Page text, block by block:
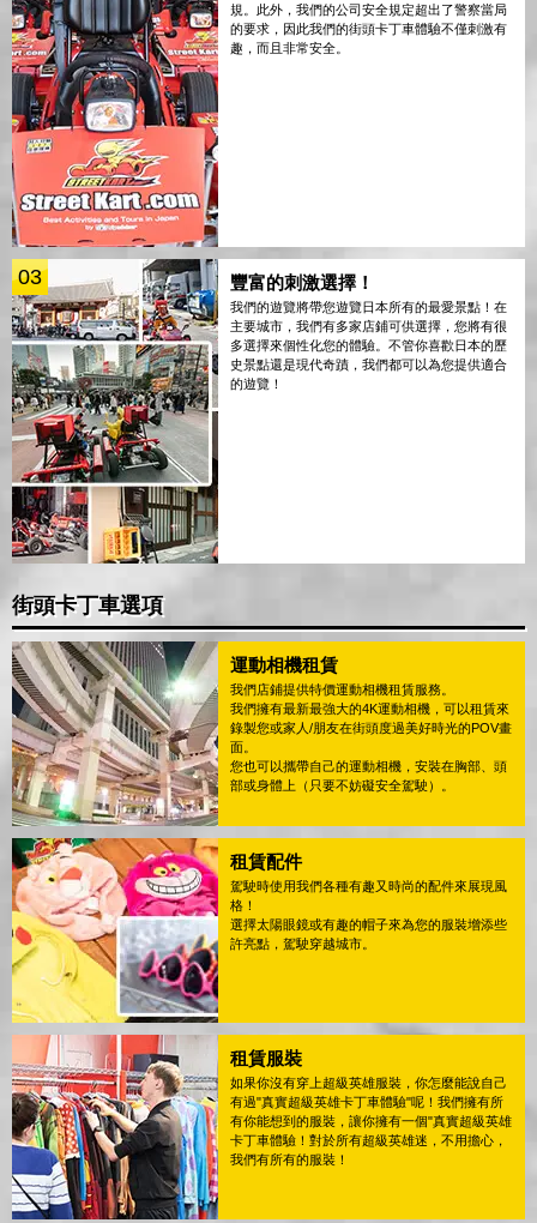
規。此外，我們的公司安全規定超出了警察當局
的要求，因此我們的街頭卡丁車體驗不僅刺激有
趣，而且非常安全。
03 豐富的刺激選擇！
我們的遊覽將帶您遊覽日本所有的最愛景點！在
主要城市，我們有多家店鋪可供選擇，您將有很
多選擇來個性化您的體驗。不管你喜歡日本的歷
史景點還是現代奇蹟，我們都可以為您提供適合
的遊覽！
街頭卡丁車選項
運動相機租賃
我們店鋪提供特價運動相機租賃服務。
我們擁有最新最強大的4K運動相機，可以租賃來
錄製您或家人/朋友在街頭度過美好時光的POV畫
面。
您也可以攜帶自己的運動相機，安裝在胸部、頭
部或身體上（只要不妨礙安全駕駛）。
租賃配件
駕駛時使用我們各種有趣又時尚的配件來展現風
格！
選擇太陽眼鏡或有趣的帽子來為您的服裝增添些
許亮點，駕駛穿越城市。
租賃服裝
如果你沒有穿上超級英雄服裝，你怎麼能說自己
有過"真實超級英雄卡丁車體驗"呢！我們擁有所
有你能想到的服裝，讓你擁有一個"真實超級英雄
卡丁車體驗！對於所有超級英雄迷，不用擔心，
我們有所有的服裝！